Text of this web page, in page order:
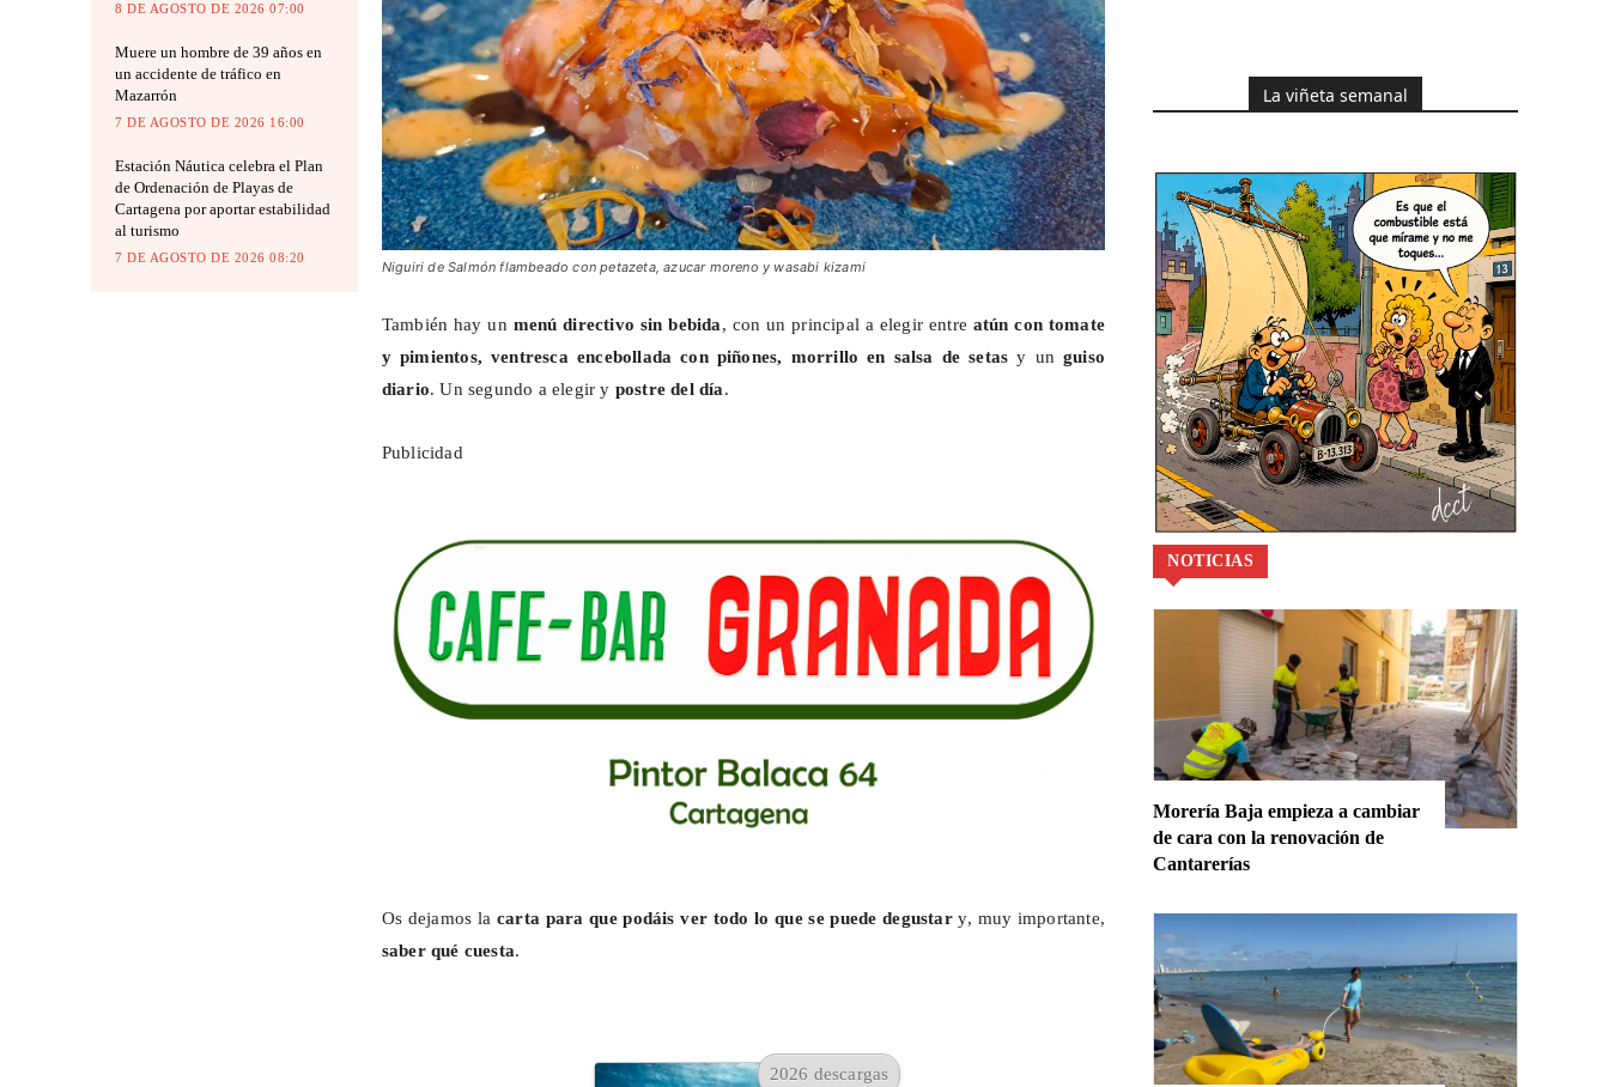
8 DE AGOSTO DE 2026 07:00
Muere un hombre de 39 años en
un accidente de tráfico en
Mazarrón
7 DE AGOSTO DE 2026 16:00
Estación Náutica celebra el Plan
de Ordenación de Playas de
Cartagena por aportar estabilidad
al turismo
7 DE AGOSTO DE 2026 08:20
Niguiri de Salmón flambeado con petazeta, azucar moreno y wasabi kizami
También hay un menú directivo sin bebida, con un principal a elegir entre atún con tomate
y pimientos, ventresca encebollada con piñones, morrillo en salsa de setas y unguiso
diario. Un segundo a elegir y postre del día.
Publicidad
Os dejamos la carta para que podáis ver todo lo que se puede degustary, muy importante,
saber qué cuesta.
2026 descargas
La viñeta semanal
NOTICIAS
Morería Baja empieza a cambiar
de cara con la renovación de
Cantarerías